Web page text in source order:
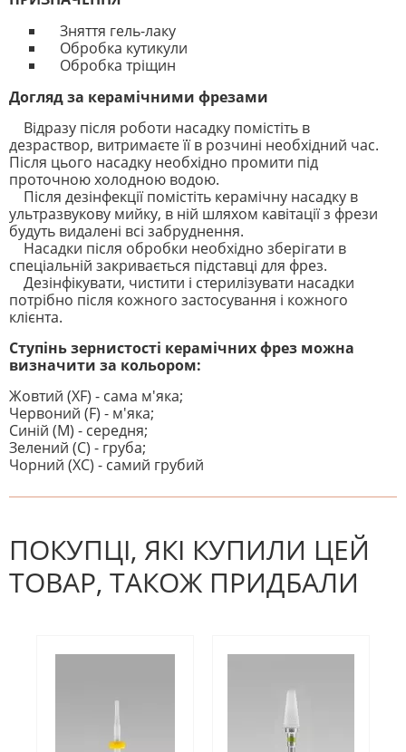
Зняття гель-лаку
Обробка кутикули
Обробка тріщин
Догляд за керамічними фрезами
Відразу після роботи насадку помістіть в
дезраствор, витримаєте її в розчині необхідний час.
Після цього насадку необхідно промити під
проточною холодною водою.
Після дезінфекції помістіть керамічну насадку в
ультразвукову мийку, в ній шляхом кавітації з фрези
будуть видалені всі забруднення.
Насадки після обробки необхідно зберігати в
спеціальній закривається підставці для фрез.
Дезінфікувати, чистити і стерилізувати насадки
потрібно після кожного застосування і кожного
клієнта.
Ступінь зернистості керамічних фрез можна
визначити за кольором:
Жовтий (XF) - сама м'яка;
Червоний (F) - м'яка;
Синій (M) - середня;
Зелений (C) - груба;
Чорний (XC) - самий грубий
На даний час немає відгуків. Ви
ПОКУПЦІ, ЯКІ КУПИЛИ ЦЕЙ
ТОВАР, ТАКОЖ ПРИДБАЛИ